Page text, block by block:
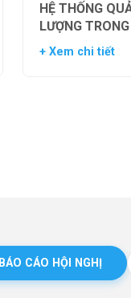
HỆ THỐNG
LƯỢNG
THỤ TINH
+ Xem chi tiết
BÁO CÁO HỘI NGHỊ